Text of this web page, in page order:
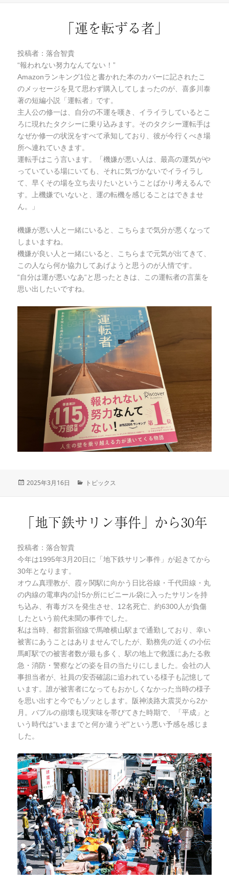
「運を転ずる者」
投稿者：落合智貴
“報われない努力なんてない！”
Amazonランキング1位と書かれた本のカバーに記されたこ
のメッセージを見て思わず購入してしまったのが、喜多川泰
著の短編小説「運転者」です。
主人公の修一は、自分の不運を嘆き、イライラしているとこ
ろに現れたタクシーに乗り込みます。そのタクシー運転手は
なぜか修一の状況をすべて承知しており、彼が今行くべき場
所へ連れていきます。
運転手はこう言います。「機嫌が悪い人は、最高の運気がや
っていている場にいても、それに気づかないでイライラし
て、早くその場を立ち去りたいということばかり考えるんで
す。上機嫌でいないと、運の転機を感じることはできませ
ん。」
機嫌が悪い人と一緒にいると、こちらまで気分が悪くなって
しまいますね。
機嫌が良い人と一緒にいると、こちらまで元気が出てきて、
この人なら何か協力してあげようと思うのが人情です。
“自分は運が悪いなあ“と思ったときは、この運転者の言葉を
思い出したいですね。
投
2025年3月16日
カ
ー
トピックス
「地下鉄サリン事件」から30年
投稿者：落合智貴
今年は1995年3月20日に「地下鉄サリン事件」が起きてから
30年となります。
オウム真理教が、霞ヶ関駅に向かう日比谷線・千代田線・丸
の内線の電車内の計5か所にビニール袋に入ったサリンを持
ち込み、有毒ガスを発生させ、12名死亡、約6300人が負傷
したという前代未聞の事件でした。
私は当時、都営新宿線で馬喰横山駅まで通勤しており、幸い
被害にあうことはありませんでしたが、勤務先の近くの小伝
馬町駅での被害者数が最も多く、駅の地上で救護にあたる救
急・消防・警察などの姿を目の当たりにしました。会社の人
事担当者が、社員の安否確認に追われている様子も記憶して
います。誰が被害者になってもおかしくなかった当時の様子
を思い出すと今でもゾッとします。阪神淡路大震災から2か
月。バブルの崩壊も現実味を帯びてきた時期で、「平成」と
いう時代は“いままでと何か違うぞ”という悪い予感を感じま
した。